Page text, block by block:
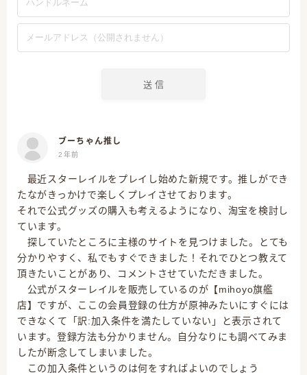
ブーちゃん推し
2年前
最近スターレイルをプレイし始めた新規です。推しができ
たながきっかけで楽しくプレイさせております。
それで公式グッズの購入も考えるようになり、淘宝を検討し
ています。
探していたところに主様のサイトを見つけました。とても
分かりやすく、私でもすぐできました！それでひとつ教えて
頂きたいことがあり、コメントさせていただきました。
公式がスターレイルを販売しているのが【mihoyo旗艦
店】ですが、ここの会員登録の仕方が原神みたいにすぐには
できなくて「訳:加入条件を満たしていない」と表示されて
います。登録方法も分かりません。自分なりにも調べてみま
したが断念してしまいました。
この加入条件というのは何をすればよいのでしょう